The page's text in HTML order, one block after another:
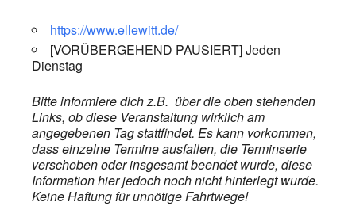
https://www.ellewitt.de/
[VORÜBERGEHEND PAUSIERT] Jeden
Dienstag
Bitte informiere dich z.B. über die oben stehenden
Links, ob diese Veranstaltung wirklich am
angegebenen Tag stattfindet. Es kann vorkommen,
dass einzelne Termine ausfallen, die Terminserie
verschoben oder insgesamt beendet wurde, diese
Information hier jedoch noch nicht hinterlegt wurde.
Keine Haftung für unnötige Fahrtwege!